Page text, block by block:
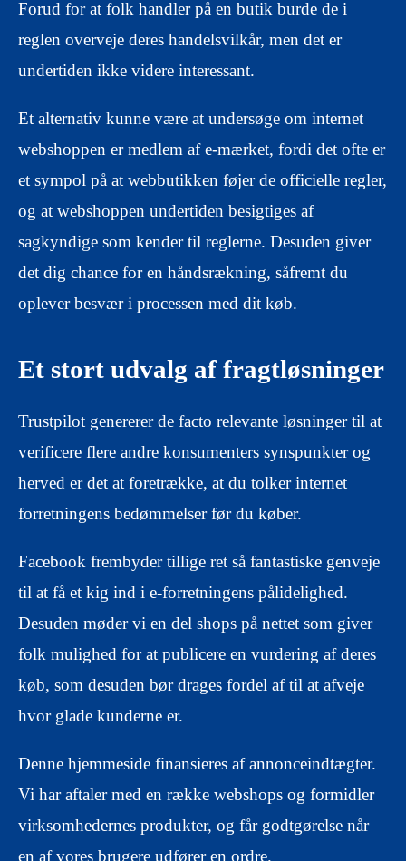
Forud for at folk handler på en butik burde de i
reglen overveje deres handelsvilkår, men det er
undertiden ikke videre interessant.
Et alternativ kunne være at undersøge om internet
webshoppen er medlem af e-mærket, fordi det ofte er
et sympol på at webbutikken føjer de officielle regler,
og at webshoppen undertiden besigtiges af
sagkyndige som kender til reglerne. Desuden giver
det dig chance for en håndsrækning, såfremt du
oplever besvær i processen med dit køb.
Et stort udvalg af fragtløsninger
Trustpilot genererer de facto relevante løsninger til at
verificere flere andre konsumenters synspunkter og
herved er det at foretrække, at du tolker internet
forretningens bedømmelser før du køber.
Facebook frembyder tillige ret så fantastiske genveje
til at få et kig ind i e-forretningens pålidelighed.
Desuden møder vi en del shops på nettet som giver
folk mulighed for at publicere en vurdering af deres
køb, som desuden bør drages fordel af til at afveje
hvor glade kunderne er.
Denne hjemmeside finansieres af annonceindtægter.
Vi har aftaler med en række webshops og formidler
virksomhedernes produkter, og får godtgørelse når
en af vores brugere udfører en ordre.